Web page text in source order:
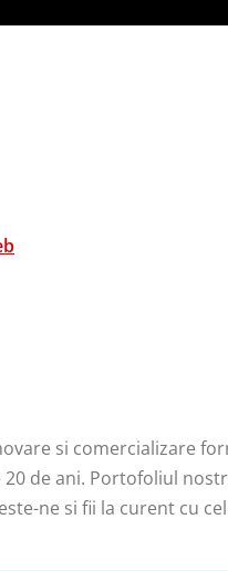
si comercializare
de ani. Portofoliul
ne si fii la curent cu